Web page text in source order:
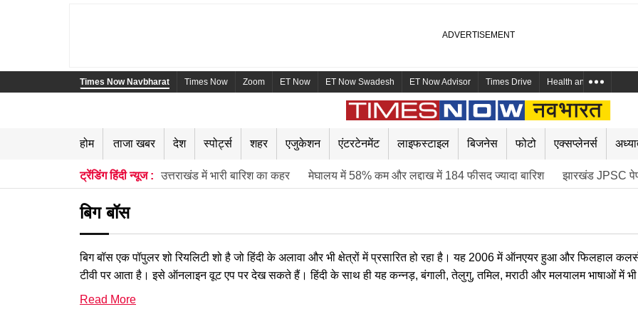
Times Now Navbharat Times Now Zoom ET Now ET Now Swadesh ET Now Advisor Times Drive Health and Me
होम ताजा खबर देश स्पोर्ट्स शहर एजुकेशन एंटरटेनमेंट लाइफस्टाइल बिजनेस फोटो एक्सप्लेनर्स
ट्रेंडिंग हिंदी न्यूज : उत्तराखंड में भारी बारिश का कहर मेघालय में 58% कम और लद्दाख में 184 फीसद ज्यादा बारिश झारखंड JPSC
बिग बॉस
बिग बॉस एक पॉपुलर शो रियलिटी शो है जो हिंदी के अलावा और भी क्षेत्रों में प्रसारित हो रहा है। यह 2006 में ऑनएयर हुआ और फिलहाल
टीवी पर आता है। इसे ऑनलाइन वूट एप पर देख सकते हैं। हिंदी के साथ ही यह कन्नड़, बंगाली, तेलुगु, तमिल, मराठी और मलयालम भाषाओं में भी
टेलीकास्ट होता है। 2022 में इस शो से 16 सीजन प्रसारित हो चुके हैं। यह शो सोमवार से शुक्रवार रात 10 बजे तो शनिवार और रविवार को रात
Read More